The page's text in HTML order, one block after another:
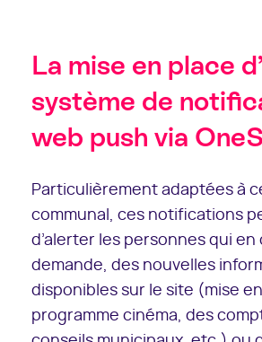
La mise en place
système de
web push via
Particulièrement adaptées à
communal, ces notifications
d’alerter les personnes qui en
demande, des nouvelles
disponibles sur le site (mise
programme cinéma, des